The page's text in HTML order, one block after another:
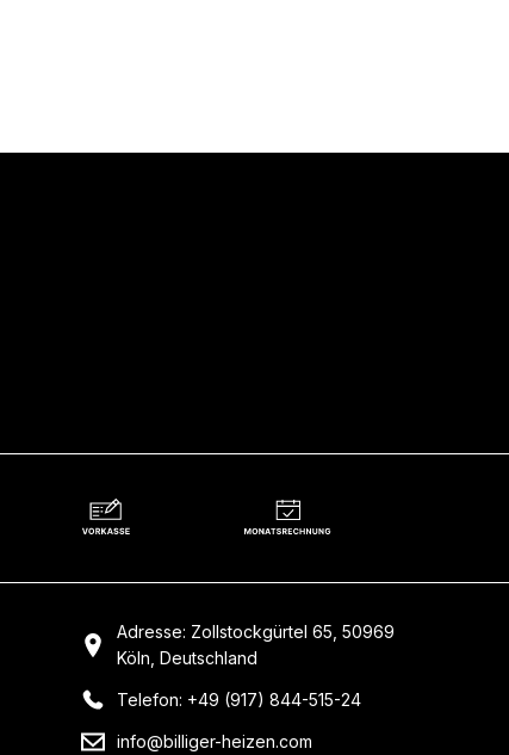
Adresse: Zollstockgürtel 65, 50969
Köln, Deutschland
Telefon: +49 (917) 844-515-24
info@billiger-heizen.com